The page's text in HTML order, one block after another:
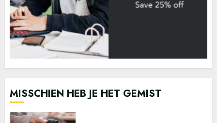
MISSCHIEN HEB JE HET GEMIST